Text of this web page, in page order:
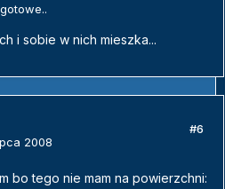
i sobie w nich mieszka...
2008
#6
bo tego nie mam na powierzchni: